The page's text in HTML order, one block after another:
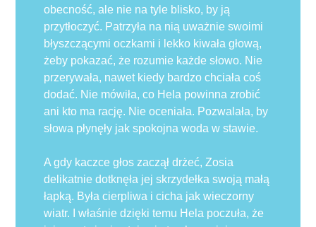
obecność, ale nie na tyle blisko, by ją
przytłoczyć. Patrzyła na nią uważnie swoimi
błyszczącymi oczkami i lekko kiwała głową,
żeby pokazać, że rozumie każde słowo. Nie
przerywała, nawet kiedy bardzo chciała coś
dodać. Nie mówiła, co Hela powinna zrobić
ani kto ma rację. Nie oceniała. Pozwalała, by
słowa płynęły jak spokojna woda w stawie.
A gdy kaczce głos zaczął drżeć, Zosia
delikatnie dotknęła jej skrzydełka swoją małą
łapką. Była cierpliwa i cicha jak wieczorny
wiatr. I właśnie dzięki temu Hela poczuła, że